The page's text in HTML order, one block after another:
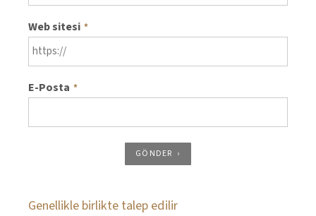
Web sitesi *
E-Posta *
GÖNDER
Genellikle birlikte talep edilir